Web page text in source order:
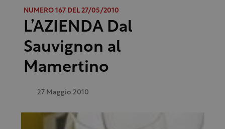
NUMERO 167 DEL 27/05/2010
L’AZIENDA Dal
Sauvignon al
Mamertino
27 Maggio 2010